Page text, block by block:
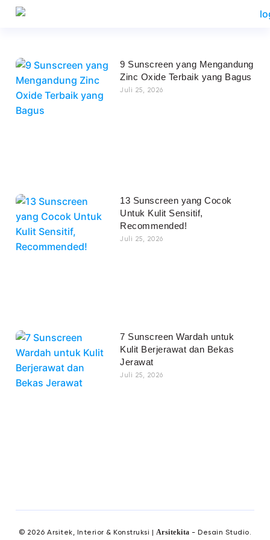
9 Sunscreen yang Mengandung
Zinc Oxide Terbaik yang Bagus
Juli 25, 2026
13 Sunscreen yang Cocok
Untuk Kulit Sensitif,
Recommended!
Juli 25, 2026
7 Sunscreen Wardah untuk
Kulit Berjerawat dan Bekas
Jerawat
Juli 25, 2026
© 2026 Arsitek, Interior & Konstruksi | Arsitekita - Desain Studio.